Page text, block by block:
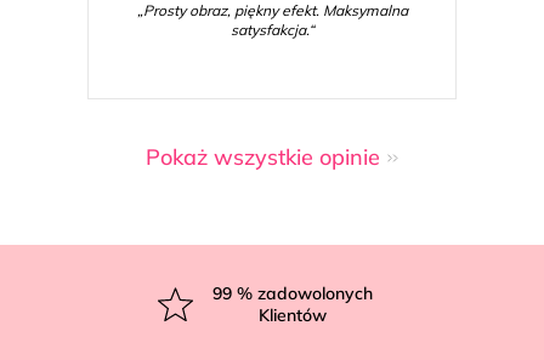
„Prosty obraz, piękny efekt. Maksymalna
satysfakcja.“
Pokaż wszystkie opinie
99 % zadowolonych
Klientów